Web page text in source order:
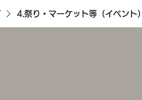
4.祭り・マーケット等（イベント）